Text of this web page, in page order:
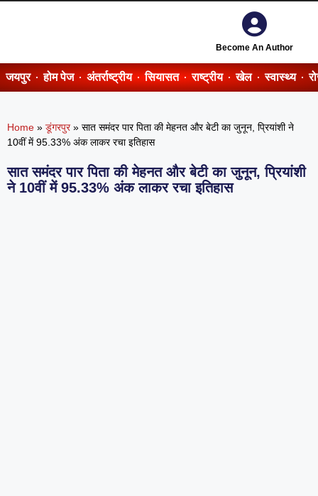
Become An Author
जयपुर होम पेज अंतर्राष्ट्रीय सियासत राष्ट्रीय खेल स्वास्थ्य
Home » डूंगरपुर » सात समंदर पार पिता की मेहनत और बेटी का जुनून, प्रियांशी ने
10वीं में 95.33% अंक लाकर रचा इतिहास
सात समंदर पार पिता की मेहनत और बेटी का जुनून, प्रियांशी
ने 10वीं में 95.33% अंक लाकर रचा इतिहास